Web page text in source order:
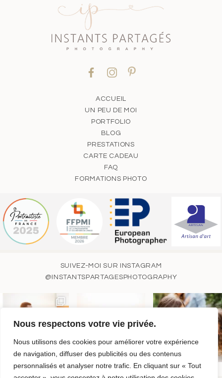
Nous respectons votre vie privée.
Nous utilisons des cookies pour améliorer votre expérience
de navigation, diffuser des publicités ou des contenus
personnalisés et analyser notre trafic. En cliquant sur « Tout
ACCUEIL
UN PEU DE MOI
PORTFOLIO
BLOG
PRESTATIONS
CARTE CADEAU
FAQ
FORMATIONS PHOTO
SUIVEZ-MOI SUR INSTAGRAM
@INSTANTSPARTAGESPHOTOGRAPHY